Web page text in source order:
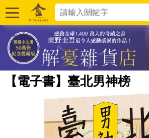
【電子書】臺北男神榜